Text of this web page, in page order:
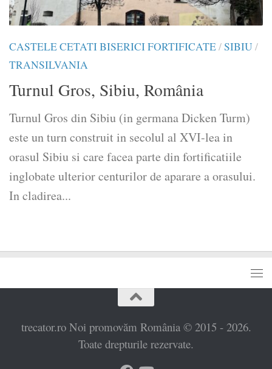
CASTELE CETATI BISERICI FORTIFICATE/SIBIU/
TRANSILVANIA
Turnul Gros, Sibiu, România
Turnul Gros din Sibiu (in germana Dicken Turm)
este un turn construit in secolul al XVI-lea in
orasul Sibiu si care facea parte din fortificatiile
inglobate ulterior centurilor de aparare a orasului.
In cladirea...
trecator.ro Noi promovăm România © 2015 - 2026.
Toate drepturile rezervate.